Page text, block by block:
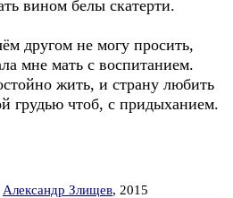
вином белы скатерти.
другом не могу просить,
мне мать с воспитанием.
жить, и страну любить
грудью чтоб, с придыханием.
Александр Злищев, 2015